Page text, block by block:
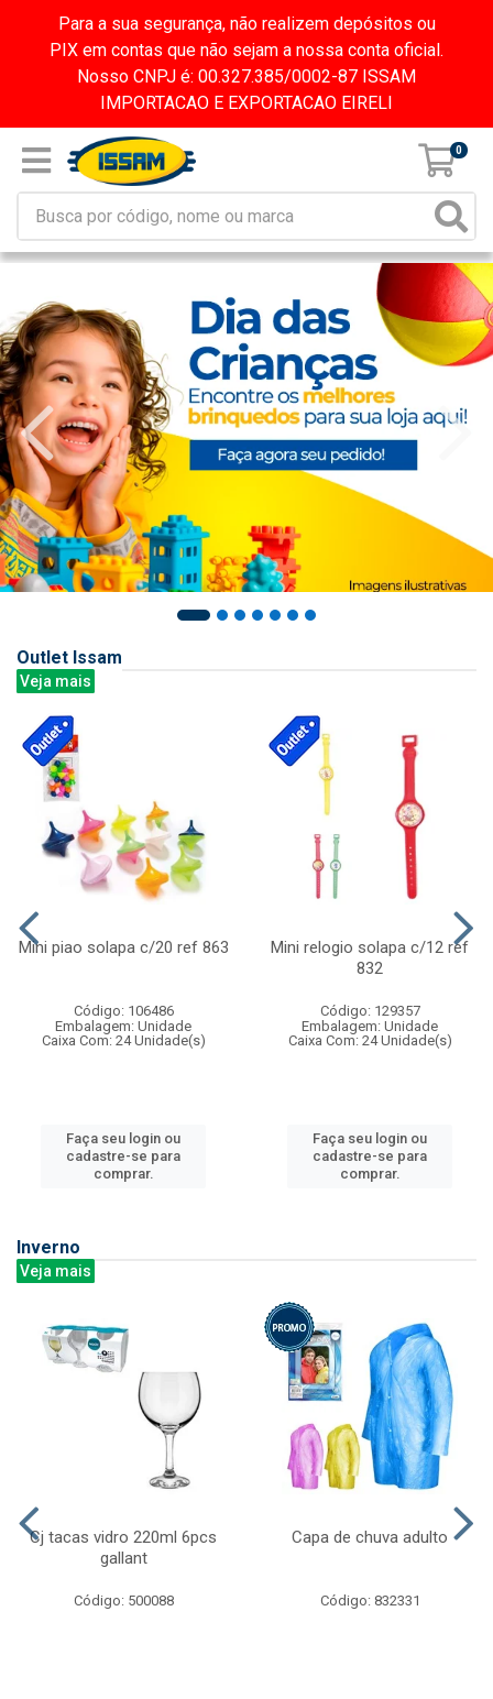
Para a sua segurança, não realizem depósitos ou
PIX em contas que não sejam a nossa conta oficial.
Nosso CNPJ é: 00.327.385/0002-87 ISSAM
IMPORTACAO E EXPORTACAO EIRELI
0
Outlet Issam
Veja mais
Mini piao solapa c/20 ref 863
Código: 106486
Embalagem: Unidade
Caixa Com: 24 Unidade(s)
Faça seu login ou
cadastre-se para
comprar.
Mini relogio solapa c/12 ref
832
Código: 129357
Embalagem: Unidade
Caixa Com: 24 Unidade(s)
Faça seu login ou
cadastre-se para
comprar.
Inverno
Veja mais
Cj tacas vidro 220ml 6pcs
gallant
Código: 500088
Capa de chuva adulto
Código: 832331